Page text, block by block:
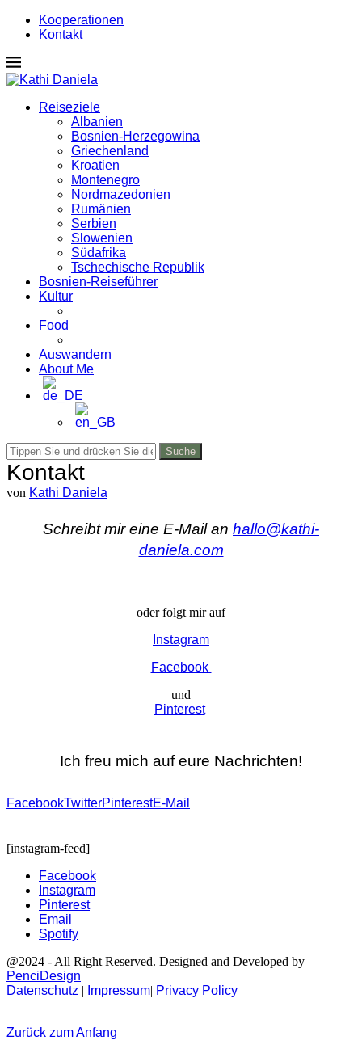
Kooperationen
Kontakt
Reiseziele
Albanien
Bosnien-Herzegowina
Griechenland
Kroatien
Montenegro
Nordmazedonien
Rumänien
Serbien
Slowenien
Südafrika
Tschechische Republik
Bosnien-Reiseführer
Kultur
Food
Auswandern
About Me
Suche
Kontakt
von Kathi Daniela
Schreibt mir eine E-Mail an hallo@kathi-
daniela.com
oder folgt mir auf
Instagram
Facebook
und
Pinterest.
Ich freu mich auf eure Nachrichten!
FacebookTwitterPinterestE-Mail
[instagram-feed]
Facebook
Instagram
Pinterest
Email
Spotify
@2024 - All Right Reserved. Designed and Developed by
PenciDesign
Datenschutz | Impressum| Privacy Policy
Zurück zum Anfang